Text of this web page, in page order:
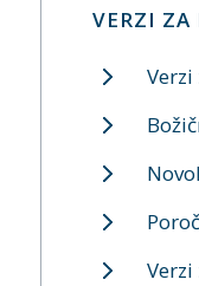
VERZI ZA